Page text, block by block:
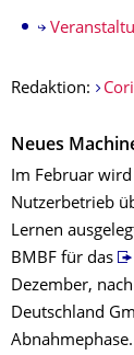
Redaktion:
Neues
Im Februar wird
Nutzerbetrieb
Lernen
BMBF für das
Dezember,
Deutschland